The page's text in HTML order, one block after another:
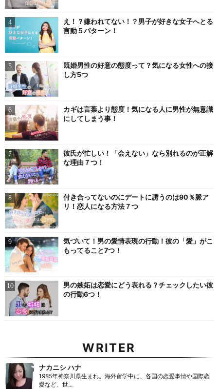
え！？嫌われてない！？男子が好きな女子へとる
言動５パターン！
既婚男性の好意の態度って？気になる女性への接
し方5つ
カギは言葉より態度！気になる人に男性が無意識
にしてしまう事！
彼氏が忙しい！「会えない」なら別れるのが正解
な理由７つ！
付き合ってないのにデートに誘うのは90％脈ア
リ！恋人になる方法７つ
気づいて！男の愛情表現の行動！彼の「愛」がこ
もってること7つ！
男の嫉妬は恋愛にどう表れる？チェックしたい彼
の行動6つ！
WRITER
ナカニシ ハナ
1985年神奈川県生まれ。海外留学中に、各国の恋愛事情や国際恋
愛など、世...